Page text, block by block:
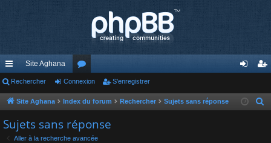
cc
ès
ra
pi
Site Aghana
or
u
s
ne nr
Rechercher Connexion S’enregistrer
Site Aghana Index du forum Rechercher Sujets sans réponse
Sujets sans réponse
Aller à la recherche avancée